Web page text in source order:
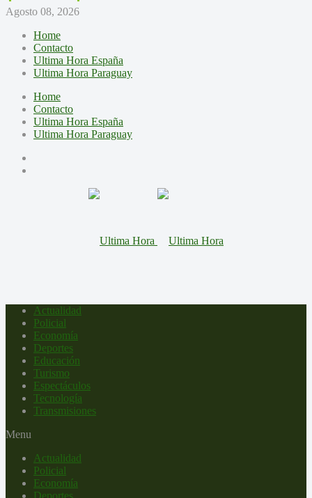
Agosto 08, 2026
Home
Contacto
Ultima Hora España
Ultima Hora Paraguay
Home
Contacto
Ultima Hora España
Ultima Hora Paraguay
Actualidad
Policial
Economía
Deportes
Educación
Turismo
Espectáculos
Tecnología
Transmisiones
Menu
Actualidad
Policial
Economía
Deportes